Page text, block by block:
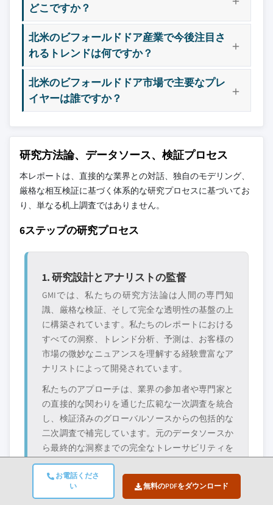
お電話くださ
い
無料のPDFをダウンロード
どこですか？
北米のビフォールドドア産業で今後注目さ
れるトレンドは何ですか？
北米のビフォールドドア市場で主要なプレ
イヤーは誰ですか？
研究方法論、データソース、検証プロセス
本レポートは、直接的な業界との対話、独自のモデリング、
厳格な相互検証に基づく体系的な研究プロセスに基づいてお
り、単なる机上調査ではありません。
6ステップの研究プロセス
1. 研究設計とアナリストの監督
GMIでは、私たちの研究方法論は人間の専門知
識、厳格な検証、そして完全な透明性の基盤の上
に構築されています。私たちのレポートにおける
すべての洞察、トレンド分析、予測は、お客様の
市場の微妙なニュアンスを理解する経験豊富なア
ナリストによって開発されています。
私たちのアプローチは、業界の参加者や専門家と
の直接的な関わりを通じた広範な一次調査を統合
し、検証済みのグローバルソースからの包括的な
二次調査で補完しています。元のデータソースか
ら最終的な洞察までの完全なトレーサビリティを
維持しながら、信頼性の高い予測を提供するため
に定量化された影響分析を適用しています。